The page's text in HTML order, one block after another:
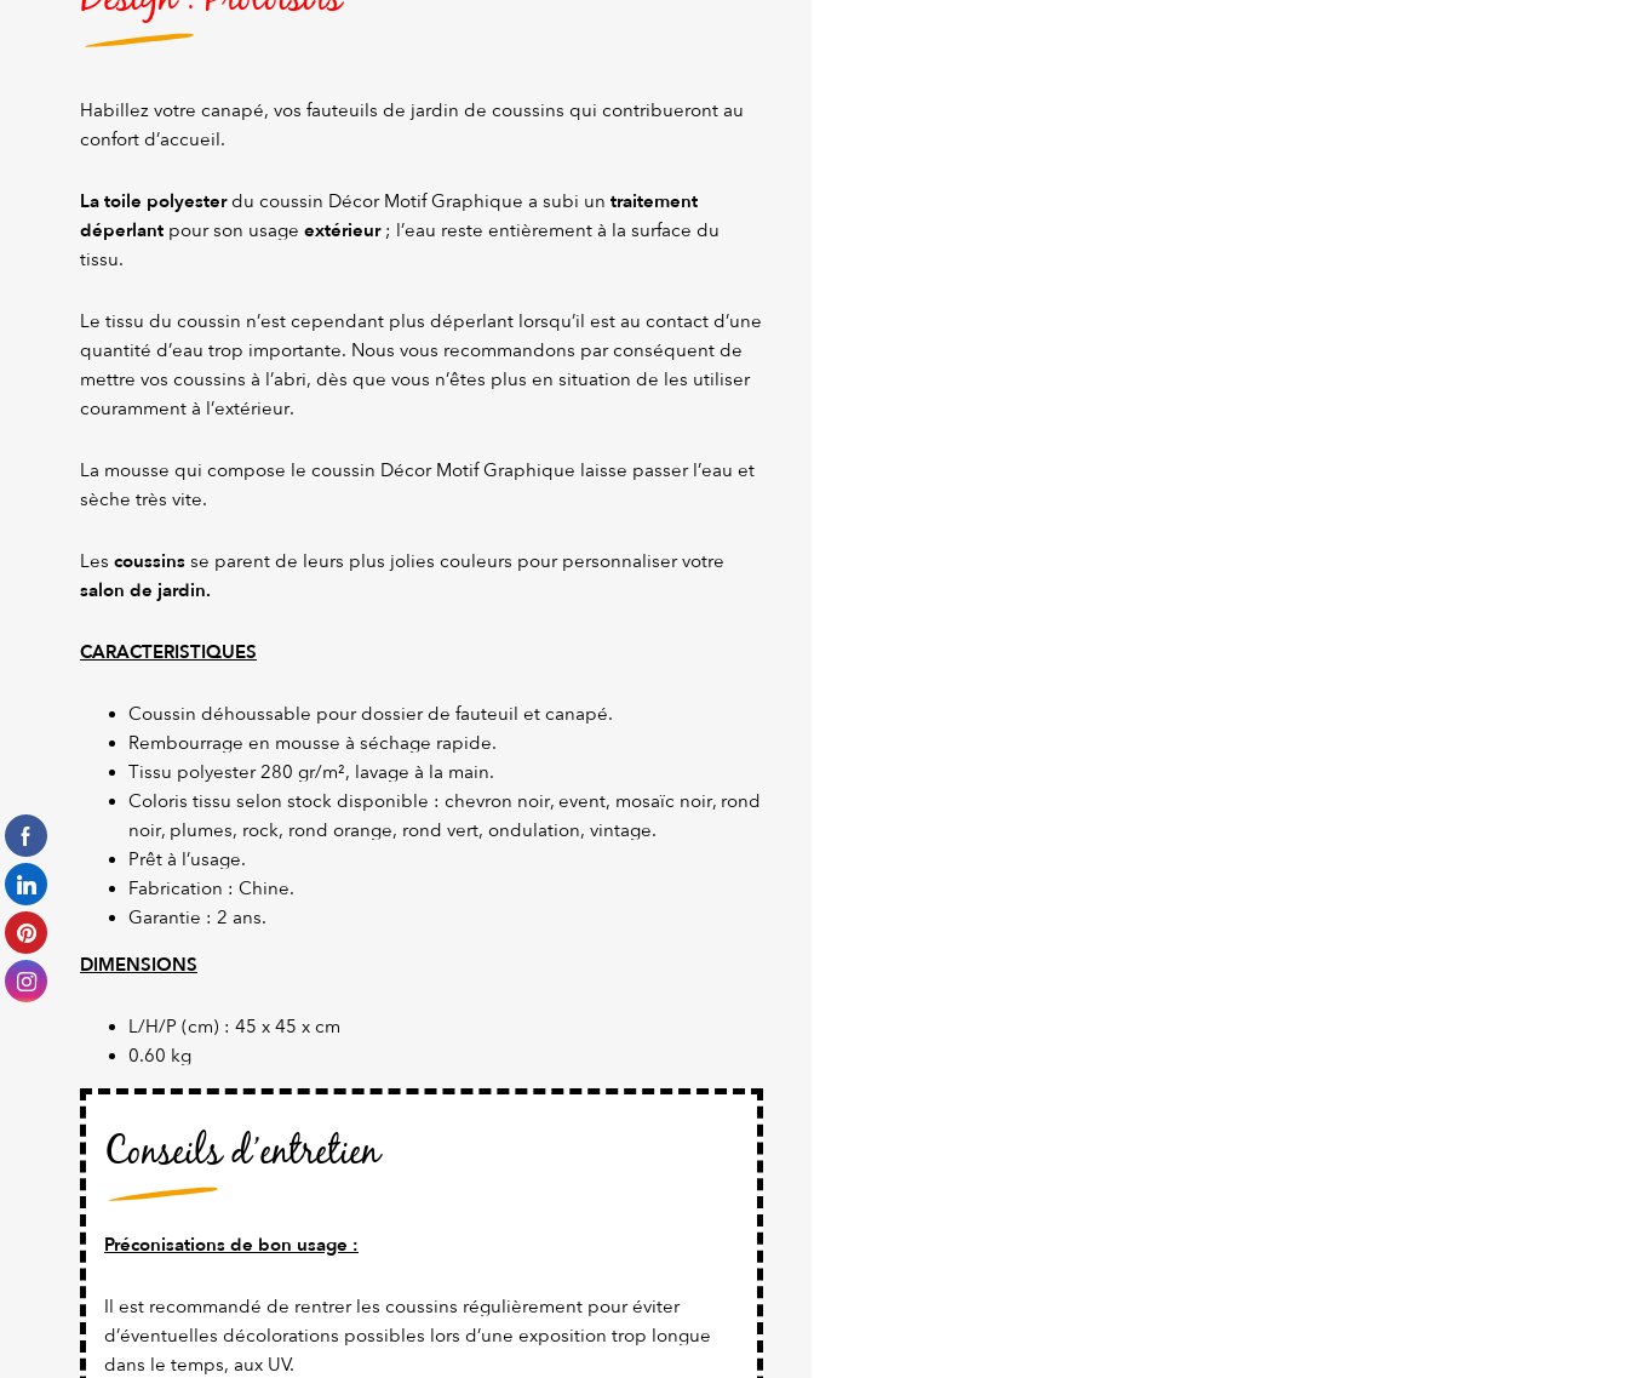
Habillez votre canapé, vos fauteuils de jardin de coussins qui contribueront au
confort d’accueil.
La toile polyesterdu coussin Décor Motif Graphique a subi un traitement
déperlant pour son usage extérieur; l’eau reste entièrement à la surface du
tissu.
Le tissu du coussin n’est cependant plus déperlant lorsqu’il est au contact d’une
quantité d’eau trop importante. Nous vous recommandons par conséquent de
mettre vos coussins à l’abri, dès que vous n’êtes plus en situation de les utiliser
couramment à l’extérieur.
La mousse qui compose le coussin Décor Motif Graphique laisse passer l’eau et
sèche très vite.
Les coussins se parent de leurs plus jolies couleurs pour personnaliser votre
salon de jardin.
CARACTERISTIQUES
Coussin déhoussable pour dossier de fauteuil et canapé.
Rembourrage en mousse à séchage rapide.
Tissu polyester 280 gr/m², lavage à la main.
Coloris tissu selon stock disponible : chevron noir, event, mosaïc noir, rond
noir, plumes, rock, rond orange, rond vert, ondulation, vintage.
Prêt à l’usage.
Fabrication : Chine.
Garantie : 2 ans.
DIMENSIONS
L/H/P (cm) : 45 x 45 x cm
0.60 kg
Conseils d’entretien
Préconisations de bon usage :
Il est recommandé de rentrer les coussins régulièrement pour éviter
d’éventuelles décolorations possibles lors d’une exposition trop longue
dans le temps, aux UV.